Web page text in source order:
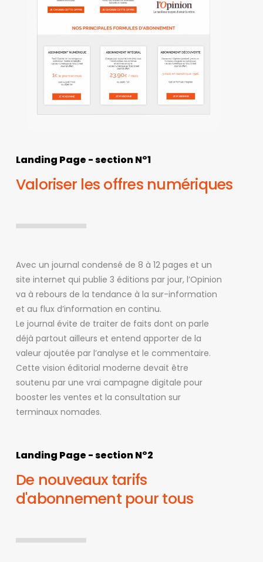
Landing Page - section N°1
Valoriser les offres numériques
Avec un journal condensé de 8 à 12 pages et un
site internet qui publie 3 éditions par jour, l’Opinion
va à rebours de la tendance à la sur-information
et au flux d’information en continu.
Le journal évite de traiter de faits dont on parle
déjà partout ailleurs et entend apporter de la
valeur ajoutée par l’analyse et le commentaire.
Cette vision éditorial moderne devait être
soutenu par une vrai campagne digitale pour
booster les ventes et la consultation sur
terminaux nomades.
Landing Page - section N°2
De nouveaux tarifs
d'abonnement pour tous